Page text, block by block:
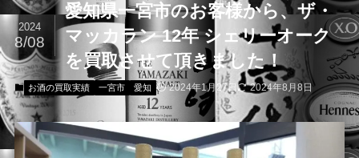
愛知県一宮市のお客様から、ザ・
マッカラン 12年 シェリーオーク
を買取させて頂きました！
2024
8/08
お酒の買取実績 一宮市 愛知 2024年1月27日 2024年8月8日